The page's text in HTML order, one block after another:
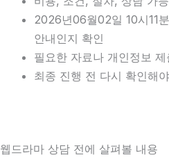
2026년06월02일 10시11
안내인지 확인
필요한 자료나 개인정보
최종 진행 전 다시 확인해
웹드라마 상담 전에 살펴볼 내용